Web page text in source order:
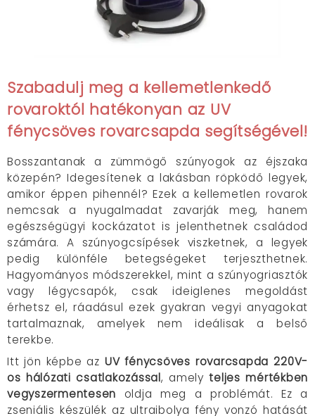
Szabadulj meg a kellemetlenkedő
rovaroktól hatékonyan az UV
fénycsöves rovarcsapda segítségével!
Bosszantanak a zümmögő szúnyogok az éjszaka
közepén? Idegesítenek a lakásban röpködő legyek,
amikor éppen pihennél? Ezek a kellemetlen rovarok
nemcsak a nyugalmadat zavarják meg, hanem
egészségügyi kockázatot is jelenthetnek családod
számára. A szúnyogcsípések viszketnek, a legyek
pedig különféle betegségeket terjeszthetnek.
Hagyományos módszerekkel, mint a szúnyogriasztók
vagy légycsapók, csak ideiglenes megoldást
érhetsz el, ráadásul ezek gyakran vegyi anyagokat
tartalmaznak, amelyek nem ideálisak a belső
terekbe.
Itt jön képbe az UV fénycsöves rovarcsapda 220V-
os hálózati csatlakozással, amelyteljes mértékben
vegyszermentesen oldja meg a problémát. Ez a
zseniális készülék az ultraibolya fény vonzó hatását